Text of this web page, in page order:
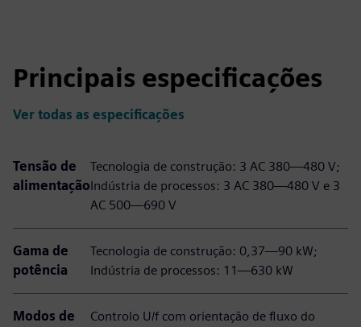
Principais especificações
Ver todas as especificações
Tensão de
alimentação
Tecnologia de construção: 3 AC 380—480 V;
Indústria de processos: 3 AC 380—480 V e 3
AC 500—690 V
Gama de
potência
Tecnologia de construção: 0,37—90 kW;
Indústria de processos: 11—630 kW
Modos de
Controlo U/f com orientação de fluxo do